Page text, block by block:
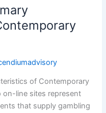
of Contemporary
on-line sites represent
that supply gambling